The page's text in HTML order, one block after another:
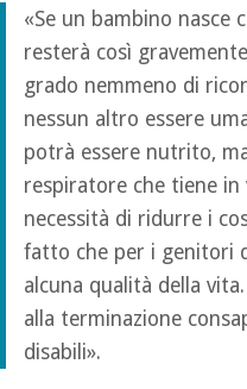
«Se un bambino nasce
resterà così
grado nemmeno di
nessun altro essere
potrà essere nutrito,
respiratore che tiene in
necessità di ridurre i
fatto che per i genitori
alcuna qualità della
alla terminazione
disabili».